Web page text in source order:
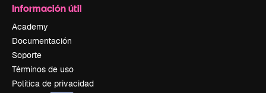
Información útil
Academy
Documentación
Soporte
Términos de uso
Política de privacidad